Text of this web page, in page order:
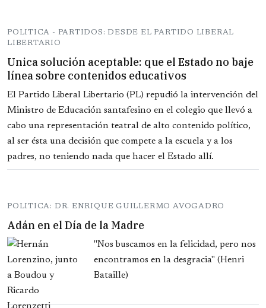
POLITICA - PARTIDOS: DESDE EL PARTIDO LIBERAL
LIBERTARIO
Unica solución aceptable: que el Estado no baje
línea sobre contenidos educativos
El Partido Liberal Libertario (PL) repudió la intervención del
Ministro de Educación santafesino en el colegio que llevó a
cabo una representación teatral de alto contenido político,
al ser ésta una decisión que compete a la escuela y a los
padres, no teniendo nada que hacer el Estado allí.
POLITICA: DR. ENRIQUE GUILLERMO AVOGADRO
Adán en el Día de la Madre
"Nos buscamos en la felicidad, pero nos
encontramos en la desgracia" (Henri
Bataille)